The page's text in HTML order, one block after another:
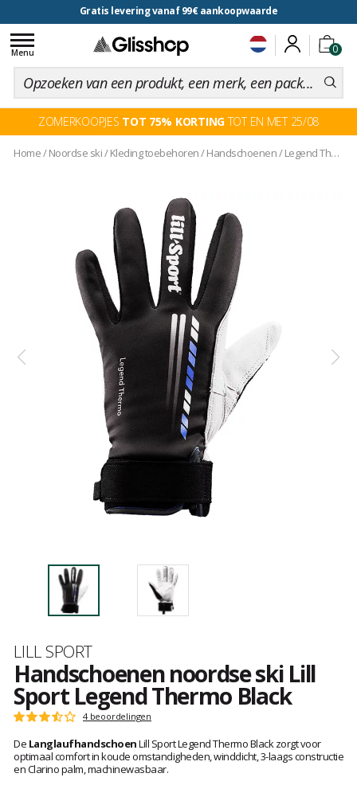
Gratis levering vanaf 99€ aankoopwaarde
voor een 100 dagen inruiling
0
Toggle
navigation
Menu
ZOMERKOOPJES TOT 75% KORTINGTOT EN MET 25/08
Home/ Noordse ski/Kleding toebehoren/Handschoenen/Legend Thermo Black
Merk
LILL SPORT
Handschoenen noordse ski Lill
Sport Legend Thermo Black
Het
van
klanten
Score
:
3.5
op
4 beoordelingen
De LanglaufhandschoenLill Sport Legend Thermo Black zorgt voor
optimaal comfort in koude omstandigheden, winddicht, 3-laags constructie
en Clarino palm, machinewasbaar.